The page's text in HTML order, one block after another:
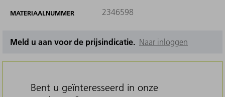
MATERIAALNUMMER 2346598
Meld u aan voor de prijsindicatie. Naar inloggen
Bent u geïnteresseerd in onze